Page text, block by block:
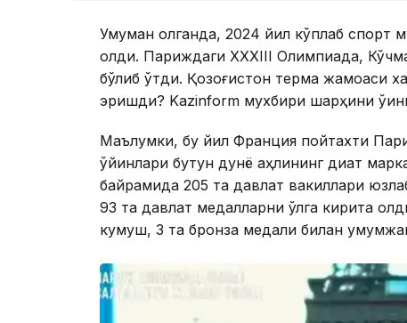
Умуман олганда, 2024 йил кўплаб спорт
қолди. Париждаги XXXIII Олимпиада,
бўлиб ўтди. Қозоғистон терма жамоаси
эришди? Kazinform мухбири шарҳини
Маълумки, бу йил Франция пойтахти
ўйинлари бутун дунё аҳлининг диққат
байрамида 205 та давлат вакиллари
93 та давлат медалларни қўлга кирита
кумуш, 3 та бронза медали билан